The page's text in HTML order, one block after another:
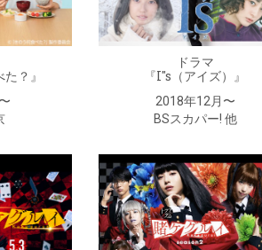
？』
ドラマ
『I''s（アイズ）』
2018年12月〜
BSスカパー! 他